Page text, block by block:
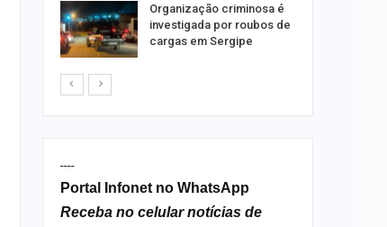
Organização criminosa é
investigada por roubos de
cargas em Sergipe
----
Portal Infonet no WhatsApp
Receba no celular notícias de